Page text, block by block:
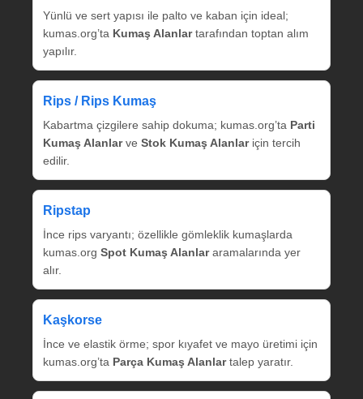
Yünlü ve sert yapısı ile palto ve kaban için ideal;
kumas.org’ta Kumaş Alanlartarafından toptan alım
yapılır.
Rips / Rips Kumaş
Kabartma çizgilere sahip dokuma; kumas.org’ta Parti
Kumaş Alanlarve Stok Kumaş Alanlariçin tercih
edilir.
Ripstap
İnce rips varyantı; özellikle gömleklik kumaşlarda
kumas.org Spot Kumaş Alanlararamalarında yer
alır.
Kaşkorse
İnce ve elastik örme; spor kıyafet ve mayo üretimi için
kumas.org’ta Parça Kumaş Alanlartalep yaratır.